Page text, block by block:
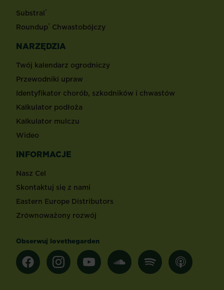
Substral®
Roundup® Chwastobójczy
NARZĘDZIA
Twój kalendarz ogrodniczy
Przewodniki upraw
Identyfikator chorób, szkodników i chwastów
Kalkulator podłoża
Kalkulator mulczu
Wideo
INFORMACJE
Nasz Cel
Skontaktuj się z nami
Eastern Europe Distributors
Zrównoważony rozwój
Obserwuj lovethegarden